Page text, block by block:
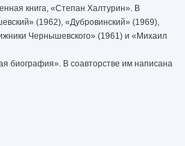
книга, «Степан Халтурин». В
(1962), «Дубровинский» (1969),
Чернышевского» (1961) и «Михаил
биография». В соавторстве им написана